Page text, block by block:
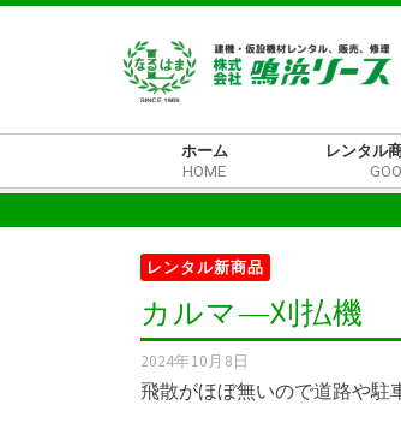
ホーム
HOME
レンタル
レンタル新商品
カルマ―刈払機
2024年10月8日
飛散がほぼ無いので道路や駐